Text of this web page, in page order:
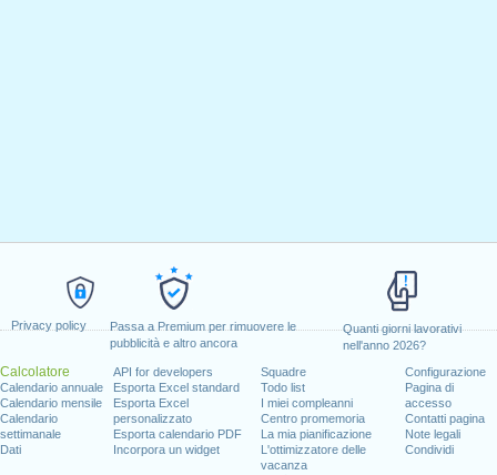
Privacy policy
Passa a Premium per rimuovere le
pubblicità e altro ancora
Quanti giorni lavorativi
nell'anno 2026?
Calcolatore
Calendario annuale
Calendario mensile
Calendario
settimanale
Dati
API for developers
Esporta Excel standard
Esporta Excel
personalizzato
Esporta calendario PDF
Incorpora un widget
Squadre
Todo list
I miei compleanni
Centro promemoria
La mia pianificazione
L'ottimizzatore delle
vacanza
Configurazione
Pagina di
accesso
Contatti pagina
Note legali
Condividi